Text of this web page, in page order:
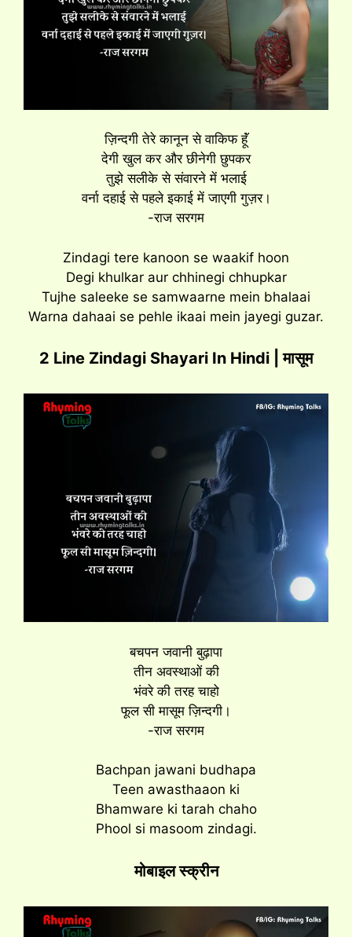
ज़िन्दगी तेरे कानून से वाकिफ हूॅं
देगी खुल कर और छीनेगी छुपकर
तुझे सलीके से संवारने में भलाई
वर्ना दहाई से पहले इकाई में जाएगी गुज़र।
-राज सरगम
Zindagi tere kanoon se waakif hoon
Degi khulkar aur chhinegi chhupkar
Tujhe saleeke se samwaarne mein bhalaai
Warna dahaai se pehle ikaai mein jayegi guzar.
2 Line Zindagi Shayari In Hindi | मासूम
बचपन जवानी बुढ़ापा
तीन अवस्थाओं की
भंवरे की तरह चाहो
फूल सी मासूम ज़िन्दगी।
-राज सरगम
Bachpan jawani budhapa
Teen awasthaaon ki
Bhamware ki tarah chaho
Phool si masoom zindagi.
मोबाइल स्क्रीन